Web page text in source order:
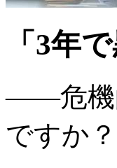
「3年
――危機
ですか？